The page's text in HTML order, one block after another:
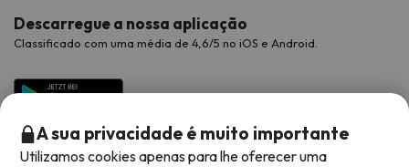
Descarregue a nossa aplicação
Classificado com uma média de 4,6/5 no iOS e Android.
A sua privacidade é muito importante
Utilizamos cookies apenas para lhe oferecer uma